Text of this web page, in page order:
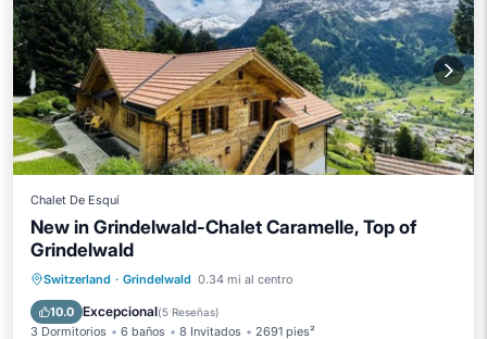
Chalet De Esquí
New in Grindelwald-Chalet Caramelle, Top of
Grindelwald
Switzerland · Grindelwald 0.34 mi al centro
10.0 Excepcional(5 Reseñas)
3 Dormitorios 6 baños 8 Invitados 2691 pies²
Aparcamiento Spa
Cocina